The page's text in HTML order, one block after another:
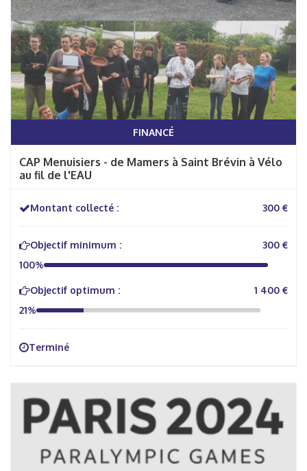
FINANCÉ
CAP Menuisiers - de Mamers à Saint Brévin à Vélo
au fil de l'EAU
Montant collecté : 300 €
Objectif minimum :
300 €
100%
Objectif optimum :
1 400 €
21%
Terminé